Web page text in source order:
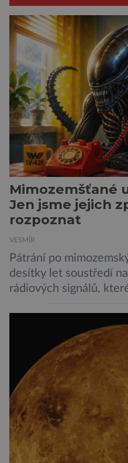
Mimozemšťané
Jen jsme jejich
rozpoznat
VESMÍR
Pátrání po
desítky let soustředí
rádiových signálů,
svazující. Cestou
natolik změnit, že ho
jako obyčejný šum. A
neznamená, […]